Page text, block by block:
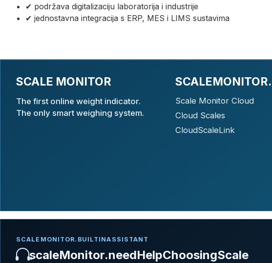
✔ podržava digitalizaciju laboratorija i industrije
✔ jednostavna integracija s ERP, MES i LIMS sustavima
SCALE MONITOR
The first online weight indicator.
The only smart weighing system.
Scale Monitor Cloud
Cloud Scales
CloudScaleLink
SCALEMONITOR.BUILTINASSISTANT
scaleMonitor.needHelpChoosingScale